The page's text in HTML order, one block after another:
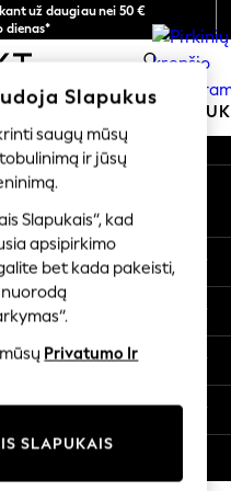
už daugiau nei 50 €
dienas*
lietuvių kalba!
0
MERGAITĖMS
tinklaiSlapukus
saugų mūsų
ir jūsų
Slapukais“, kad
apsipirkimo
bet kada pakeisti,
Privatumo Ir
SLAPUKAIS